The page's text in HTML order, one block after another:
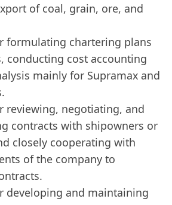
of coal, grain, ore, and
formulating chartering plans
conducting cost accounting
mainly for Supramax and
reviewing, negotiating, and
contracts with shipowners or
closely cooperating with
of the company to
developing and maintaining